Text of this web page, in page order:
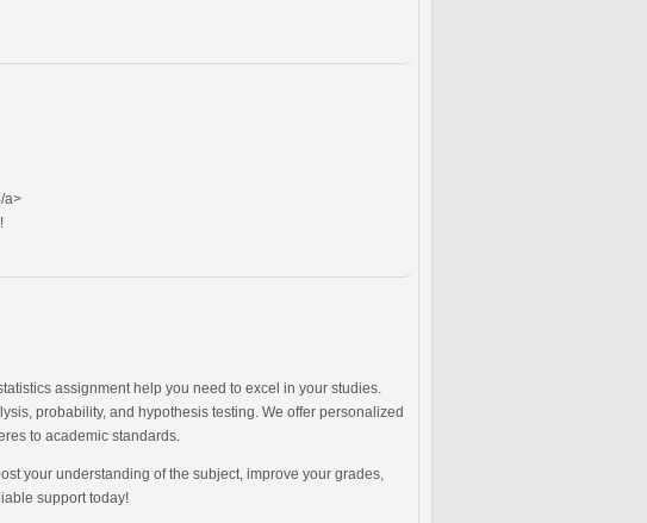
a>
assignment help you need to excel in your studies.
probability, and hypothesis testing. We offer personalized
to academic standards.
your understanding of the subject, improve your grades,
support today!